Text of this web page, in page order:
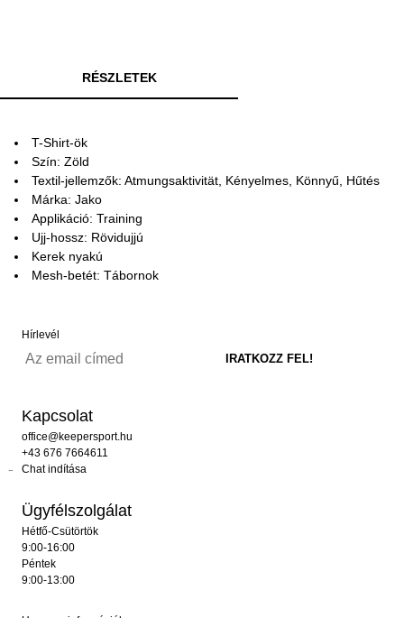
RÉSZLETEK
T-Shirt-ök
Szín: Zöld
Textil-jellemzők: Atmungsaktivität, Kényelmes, Könnyű, Hűtés
Márka: Jako
Applikáció: Training
Ujj-hossz: Rövidujjú
Kerek nyakú
Mesh-betét: Tábornok
Hírlevél
Kapcsolat
office@keepersport.hu
+43 676 7664611
Chat indítása
Ügyfélszolgálat
Hétfő-Csütörtök
9:00-16:00
Péntek
9:00-13:00